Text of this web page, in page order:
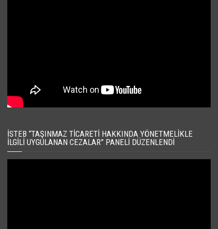
İSTEB “TAŞINMAZ TICARETI HAKKINDA YÖNETMELIKLE
İLGILI UYGULANAN CEZALAR” PANELI DÜZENLENDI